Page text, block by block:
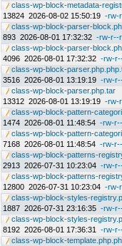
class-wp-block-metadata-
13824 2026-08-02 15:50:19 -rw-
class-wp-block-parser-
893 2026-08-01 17:32:32 -rw-r--
class-wp-block-parser-
4096 2026-08-01 17:32:32 -rw-
class-wp-block-
3516 2026-08-01 13:19:19 -rw-
class-wp-block-parser.php.tar
13312 2026-08-01 13:19:19 -rw-
class-wp-block-pattern-
1474 2026-08-01 11:48:54 -rw-
class-wp-block-pattern-
7168 2026-08-01 11:48:54 -rw-
class-wp-block-patterns-
2913 2026-07-31 10:23:04 -rw-
class-wp-block-patterns-
12800 2026-07-31 10:23:04 -rw-
class-wp-block-styles-
1887 2026-07-31 23:16:35 -rw-
class-wp-block-styles-
8192 2026-08-01 17:36:31 -rw-
class-wp-block-